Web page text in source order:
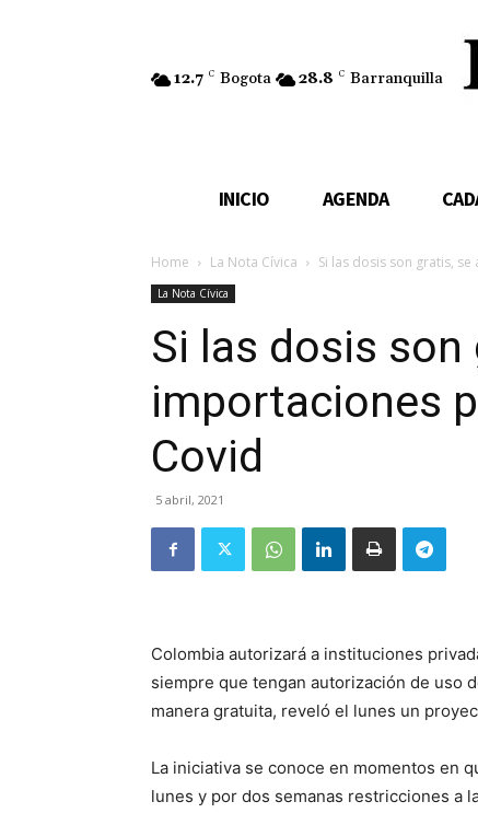
12.7 C Bogota 28.8 C Barranquilla
INICIO AGENDA
Home La Nota Cívica Si las dosis son gratis,
La Nota Cívica
Si las dosis
importaciones
Covid
5 abril, 2021
Colombia autorizará a instituciones
siempre que tengan autorización de uso
manera gratuita, reveló el lunes un
La iniciativa se conoce en momentos en
lunes y por dos semanas restricciones a